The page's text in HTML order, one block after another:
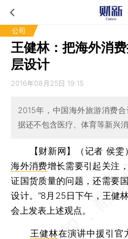
公司
王健林：把海外消
层设计
2016年08月25日 19:15
2015年，中国海外旅游消费
据还不包含医疗、体育等新兴
【财新网】（记者 侯雯
海外消费增长需要引起关注
证国货质量的问题，还需要
设计。”8月25日下午，王健
会上发表上述观点。
王健林在演讲中援引官